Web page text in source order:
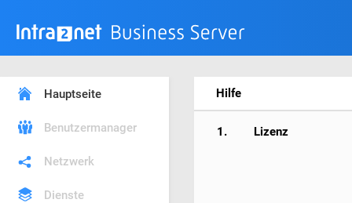
Hauptseite
Benutzermanager
Netzwerk
Dienste
Hilfe
1. Lizenz